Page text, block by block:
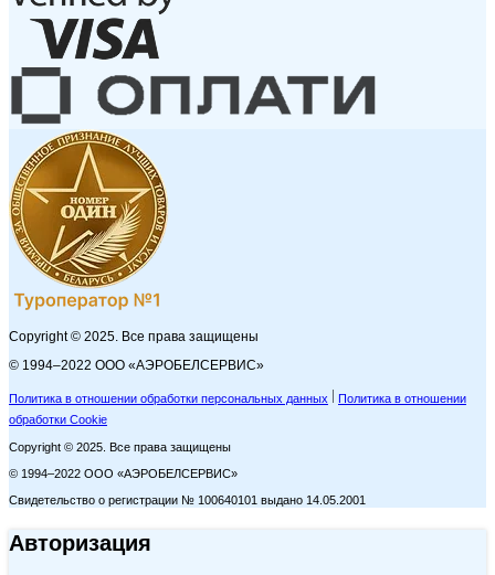
Copyright © 2025. Все права защищены
© 1994–2022 ООО «АЭРОБЕЛСЕРВИС»
Политика в отношении обработки персональных данных
Политика в отношении
обработки Cookie
Copyright © 2025. Все права защищены
© 1994–2022 ООО «АЭРОБЕЛСЕРВИС»
Свидетельство о регистрации № 100640101 выдано 14.05.2001
Авторизация